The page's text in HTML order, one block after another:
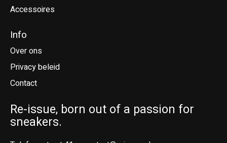
Accessoires
Info
Over ons
Privacy beleid
Contact
Re-issue, born out of a passion for
sneakers.